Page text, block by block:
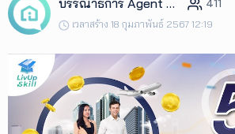
UpSkill
411
เวลาสร้าง 18 กุมภาพันธ์ 2567 12:19